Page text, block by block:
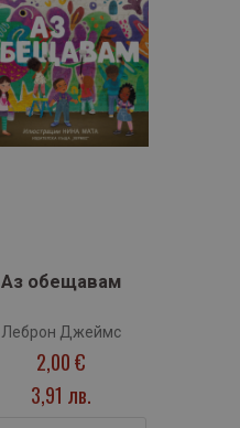
Аз обещавам
Леброн Джеймс
2,00 €
3,91 лв.